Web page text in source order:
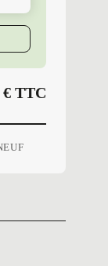
€ TTC